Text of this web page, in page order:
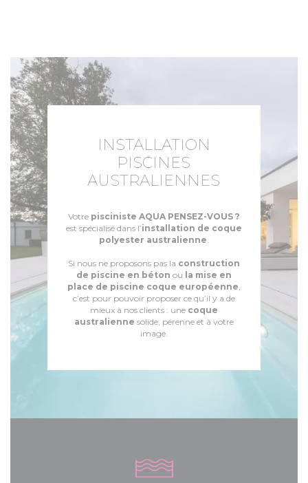
INSTALLATION
PISCINES
AUSTRALIENNES
Votre pisciniste AQUA PENSEZ-VOUS ?
est spécialisé dans l’installation de coque
polyester australienne.
Si nous ne proposons pas la construction
de piscine en béton ou la mise en
place de piscine coque européenne,
c’est pour pouvoir proposer ce qu’il y a de
mieux à nos clients : une coque
australienne solide, pérenne et à votre
image.